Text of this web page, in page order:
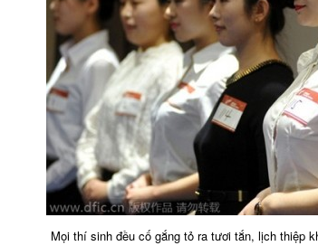
Mọi thí sinh đều cố gắng tỏ ra tươi tắn, lịch thiệp